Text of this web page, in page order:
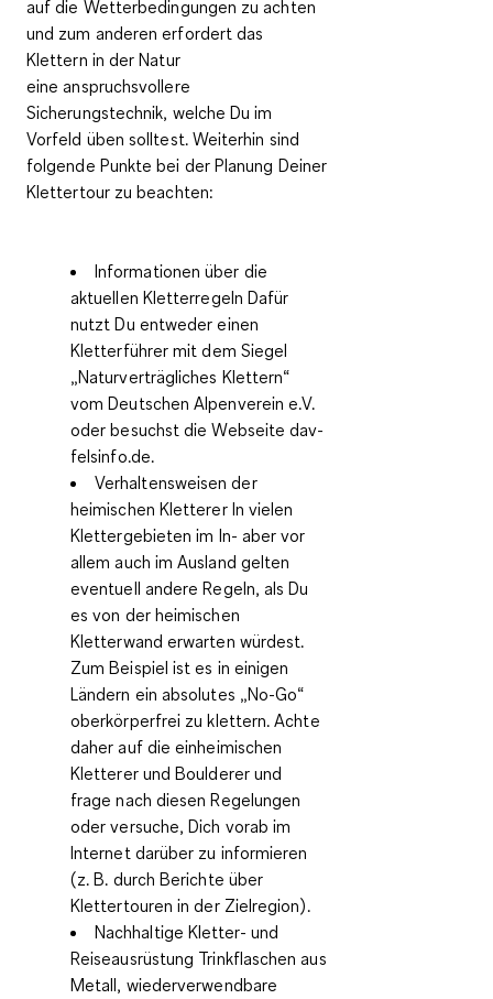
auf die Wetterbedingungen zuachten
und zum anderen erfordert das
Klettern in der Natur
eineanspruchsvollere
Sicherungstechnik, welche Du im
Vorfeld üben solltest. Weiterhin sind
folgende Punkte bei der Planung Deiner
Klettertour zu beachten:
Informationen über die
aktuellen Kletterregeln Dafür
nutzt Du entweder einen
Kletterführer mit dem Siegel
„Naturverträgliches Klettern“
vom Deutschen Alpenverein e.V.
oder besuchst die Webseite dav-
felsinfo.de.
Verhaltensweisen der
heimischen KlettererIn vielen
Klettergebieten im In- aber vor
allem auch im Ausland gelten
eventuell andere Regeln, als Du
es von der heimischen
Kletterwand erwarten würdest.
Zum Beispiel ist es in einigen
Ländern ein absolutes „No-Go“
oberkörperfrei zu klettern. Achte
daher auf die einheimischen
Kletterer und Boulderer und
frage nach diesen Regelungen
oder versuche, Dich vorab im
Internet darüber zu informieren
(z. B. durch Berichte über
Klettertouren in der Zielregion).
Nachhaltige Kletter- und
Reiseausrüstung Trinkflaschen aus
Metall, wiederverwendbare